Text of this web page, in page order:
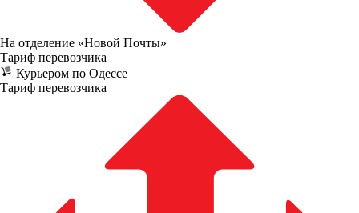
На отделение «Новой Почты»
Тариф перевозчика
Курьером по Одессе
Тариф перевозчика